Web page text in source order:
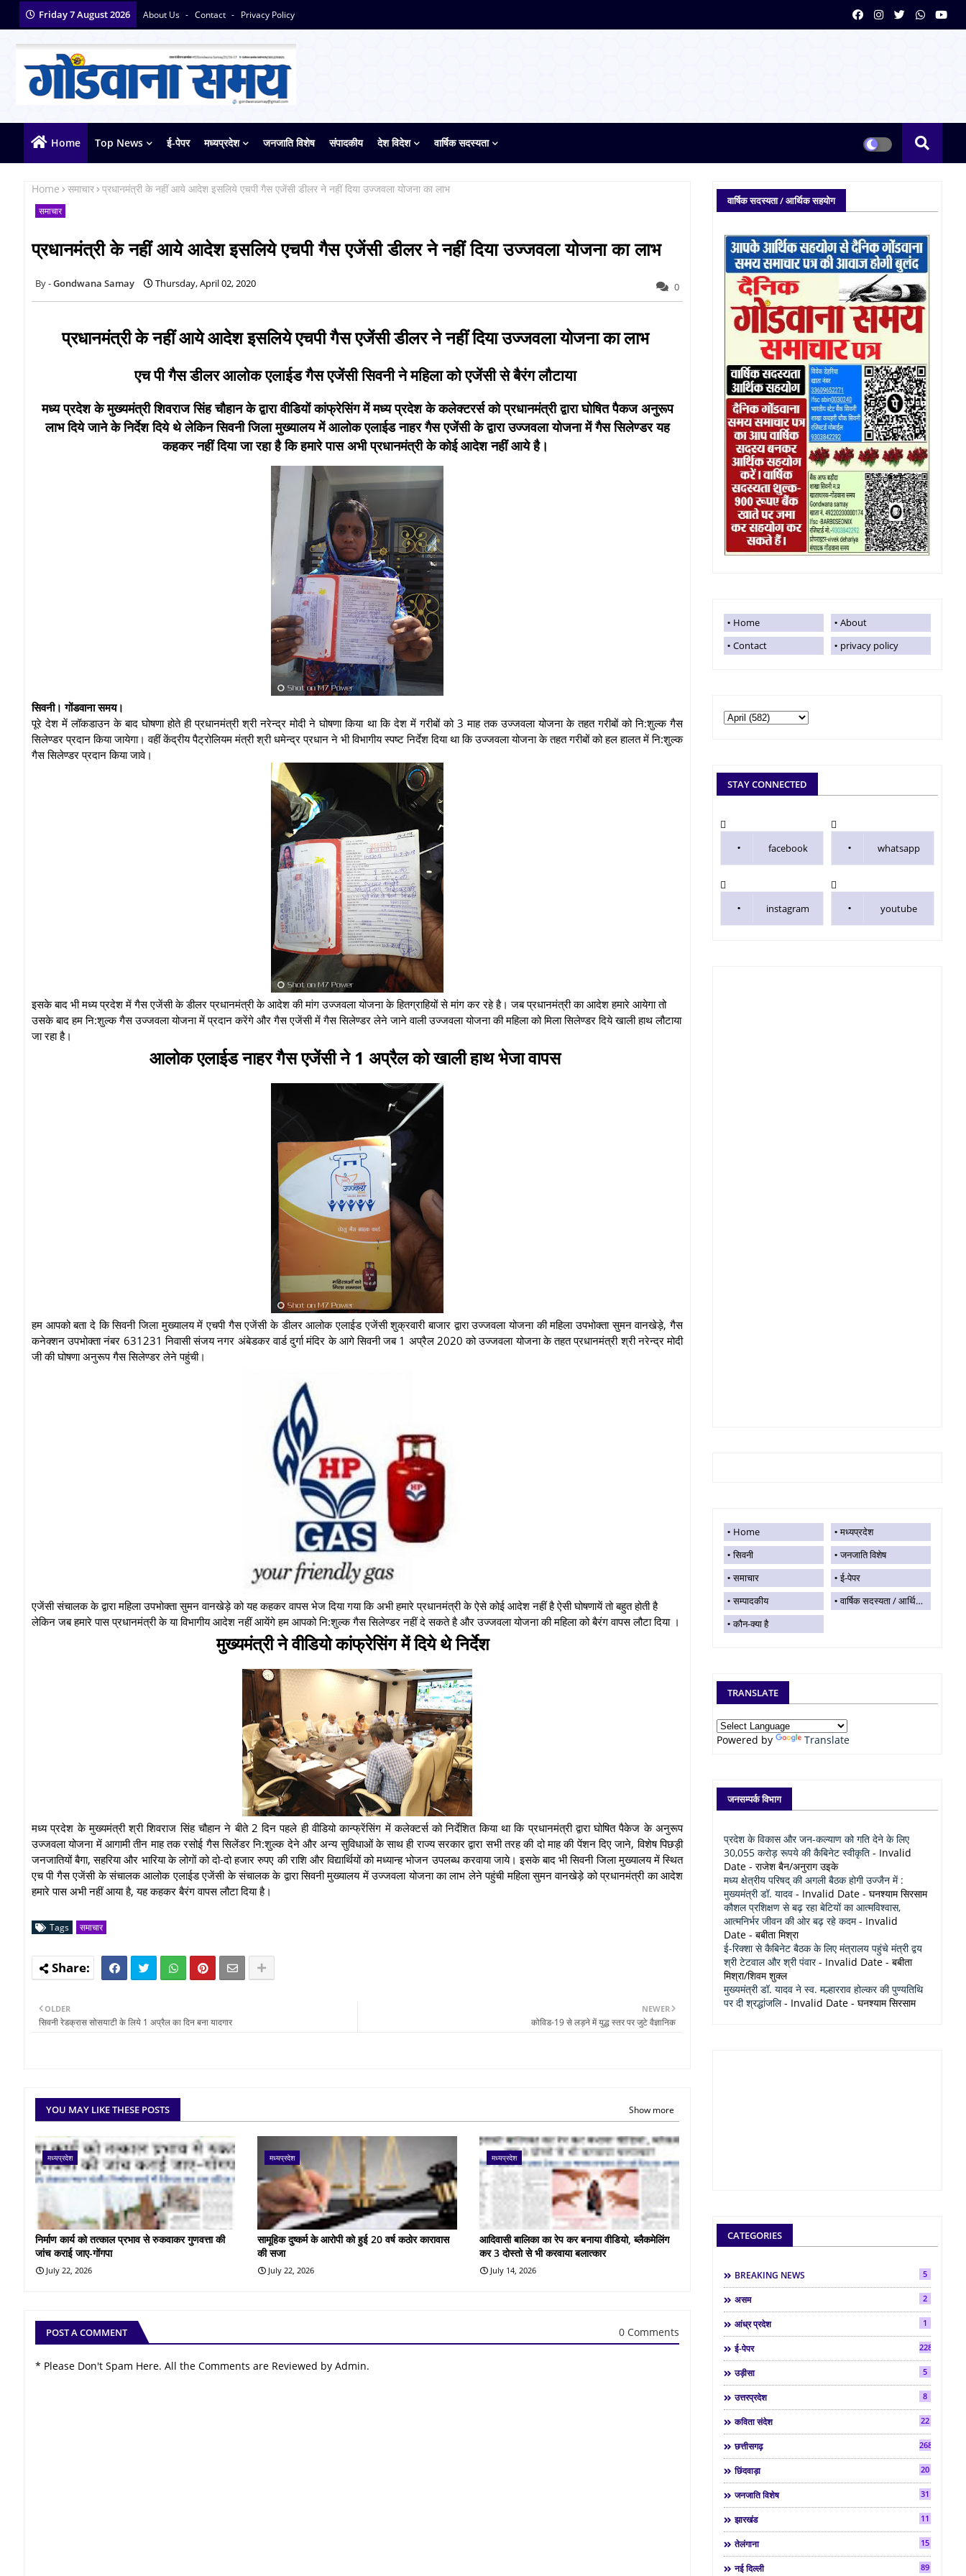
Friday 7 August 2026 About Us Contact Privacy Policy
Home Top News ई-पेपर मध्यप्रदेश जनजाति विशेष संपादकीय देश विदेश वार्षिक सदस्यता
Home समाचार प्रधानमंत्री के नहीं आये आदेश इसलिये एचपी गैस एजेंसी डीलर ने नहीं दिया उज्जवला योजना का लाभ
समाचार
प्रधानमंत्री के नहीं आये आदेश इसलिये एचपी गैस एजेंसी डीलर ने नहीं दिया उज्जवला योजना का लाभ
Gondwana Samay Thursday, April 02, 2020 0
प्रधानमंत्री के नहीं आये आदेश इसलिये एचपी गैस एजेंसी डीलर ने नहीं दिया उज्जवला योजना का लाभ
एच पी गैस डीलर आलोक एलाईड गैस एजेंसी सिवनी ने महिला को एजेंसी से बैरंग लौटाया
मध्य प्रदेश के मुख्यमंत्री शिवराज सिंह चौहान के द्वारा वीडियों कांफ्रेसिंग में मध्य प्रदेश के कलेक्टरर्स को प्रधानमंत्री द्वारा घोषित पैकज अनुरूप
लाभ दिये जाने के निर्देश दिये थे लेकिन सिवनी जिला मुख्यालय में आलोक एलाईड नाहर गैस एजेंसी के द्वारा उज्जवला योजना में गैस सिलेण्डर यह
कहकर नहीं दिया जा रहा है कि हमारे पास अभी प्रधानमंत्री के कोई आदेश नहीं आये है।
सिवनी। गोंडवाना समय।
पूरे देश में लॉकडाउन के बाद घोषणा होते ही प्रधानमंत्री श्री नरेन्द्र मोदी ने घोषणा किया था कि देश में गरीबों को 3 माह तक उज्जवला योजना के तहत गरीबों को नि:शुल्क गैस
सिलेण्डर प्रदान किया जायेगा। वहीं केंद्रीय पैट्रोलियम मंत्री श्री धमेन्द्र प्रधान ने भी विभागीय स्पष्ट निर्देश दिया था कि उज्जवला योजना के तहत गरीबों को हल हालत में नि:शुल्क
गैस सिलेण्डर प्रदान किया जावे।
इसके बाद भी मध्य प्रदेश में गैस एजेंसी के डीलर प्रधानमंत्री के आदेश की मांग उज्जवला योजना के हितग्राहियों से मांग कर रहे है। जब प्रधानमंत्री का आदेश हमारे आयेगा तो
उसके बाद हम नि:शुल्क गैस उज्जवला योजना में प्रदान करेंगे और गैस एजेंसी में गैस सिलेण्डर लेने जाने वाली उज्जवला योजना की महिला को मिला सिलेण्डर दिये खाली हाथ लौटाया
जा रहा है।
आलोक एलाईड नाहर गैस एजेंसी ने 1 अप्रैल को खाली हाथ भेजा वापस
हम आपको बता दे कि सिवनी जिला मुख्यालय में एचपी गैस एजेंसी के डीलर आलोक एलाईड एजेंसी शुक्रवारी बाजार द्वारा उज्जवला योजना की महिला उपभोक्ता सुमन वानखेड़े, गैस
कनेक्शन उपभोक्ता नंबर 631231 निवासी संजय नगर अंबेडकर वार्ड दुर्गा मंदिर के आगे सिवनी जब 1 अप्रैल 2020 को उज्जवला योजना के तहत प्रधानमंत्री श्री नरेन्द्र मोदी
जी की घोषणा अनुरूप गैस सिलेण्डर लेने पहुंची।
एजेंसी संचालक के द्वारा महिला उपभोक्ता सुमन वानखेड़े को यह कहकर वापस भेज दिया गया कि अभी हमारे प्रधानमंत्री के ऐसे कोई आदेश नहीं है ऐसी घोषणायें तो बहुत होती है
लेकिन जब हमारे पास प्रधानमंत्री के या विभागीय आदेश नहीं आयेंगे हम आपको नि:शुल्क गैस सिलेण्डर नहीं दे सकते है और उज्जवला योजना की महिला को बैरंग वापस लौटा दिया ।
मुख्यमंत्री ने वीडियो कांफ्रेसिंग में दिये थे निर्देश
मध्य प्रदेश के मुख्यमंत्री श्री शिवराज सिंह चौहान ने बीते 2 दिन पहले ही वीडियो कान्फ्रेंसिंग में कलेक्टर्स को निर्देशित किया था कि प्रधानमंत्री द्वारा घोषित पैकेज के अनुरूप
उज्जवला योजना में आगामी तीन माह तक रसोई गैस सिलेंडर नि:शुल्क देने और अन्य सुविधाओं के साथ ही राज्य सरकार द्वारा सभी तरह की दो माह की पेंशन दिए जाने, विशेष पिछड़ी
जनजातियों बैगा, सहरिया और भारिया के लोगों को दो-दो हजार रुपए की राशि और विद्यार्थियों को मध्यान्ह भोजन उपलब्ध करवाया जाये। इसके बाद भी सिवनी जिला मुख्यालय में स्थित
एच पी गैस एजेंसी के संचालक आलोक एलाईड एजेंसी के संचालक के द्वारा सिवनी मुख्यालय में उज्जवला योजना का लाभ लेने पहुंची महिला सुमन वानखेड़े को प्रधानमंत्री का आदेश
हमारे पास अभी नहीं आया है, यह कहकर बैरंग वापस लौटा दिया है।
Tags समाचार
NEWER
कोविड-19 से लड़ने में युद्ध स्तर पर जुटे वैज्ञानिक
OLDER
सिवनी रेडक्रास सोसयाटी के लिये 1 अप्रैल का दिन बना यादगार
YOU MAY LIKE THESE POSTS Show more
मध्यप्रदेश
निर्माण कार्य को तत्काल प्रभाव से रुकवाकर गुणवत्ता की
जांच कराई जाए-गोंगपा
July 22, 2026
मध्यप्रदेश
सामूहिक दुष्कर्म के आरोपी को हुई 20 वर्ष कठोर कारावास
की सजा
July 22, 2026
मध्यप्रदेश
आदिवासी बालिका का रेप कर बनाया वीडियो, ब्लैकमेलिंग
कर 3 दोस्तो से भी करवाया बलात्कार
July 14, 2026
POST A COMMENT 0 Comments
* Please Don't Spam Here. All the Comments are Reviewed by Admin.
वार्षिक सदस्यता / आर्थिक सहयोग
Home
About
Contact
privacy policy
STAY CONNECTED
facebook whatsapp
instagram youtube
Home
मध्यप्रदेश
सिवनी
जनजाति विशेष
समाचार
ई-पेपर
सम्पादकीय
वार्षिक सदस्यता / आर्थिक सहयोग
कौन-क्या है
TRANSLATE
Powered by Translate
जनसम्पर्क विभाग
प्रदेश के विकास और जन-कल्याण को गति देने के लिए
30,055 करोड़ रूपये की कैबिनेट स्वीकृति - Invalid
Date - राजेश बैन/अनुराग उइके
मध्य क्षेत्रीय परिषद् की अगली बैठक होगी उज्जैन में :
मुख्यमंत्री डॉ. यादव - Invalid Date - घनश्याम सिरसाम
कौशल प्रशिक्षण से बढ़ रहा बेटियों का आत्मविश्वास,
आत्मनिर्भर जीवन की ओर बढ़ रहे कदम- Invalid
Date - बबीता मिश्रा
ई-रिक्शा से कैबिनेट बैठक के लिए मंत्रालय पहुंचे मंत्री द्वय
श्री टेटवाल और श्री पंवार- Invalid Date - बबीता
मिश्रा/शिवम शुक्ल
मुख्यमंत्री डॉ. यादव ने स्व. मल्हारराव होल्कर की पुण्यतिथि
पर दी श्रद्धांजलि- Invalid Date - घनश्याम सिरसाम
CATEGORIES
BREAKING NEWS 5
असम 2
आंध्र प्रदेश 1
ई-पेपर 2286
उड़ीसा 5
उत्तरप्रदेश 8
कविता संदेश 22
छत्तीसगढ़ 268
छिंदवाड़ा 20
जनजाति विशेष 31
झारखंड 11
तेलंगाना 15
नई दिल्ली 89